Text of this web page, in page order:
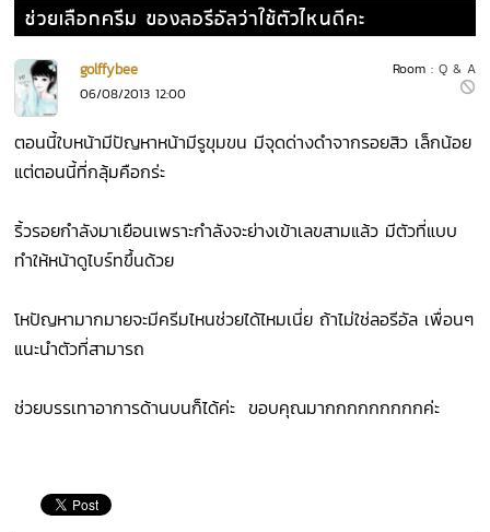
ช่วยเลือกครีม ของลอรีอัลว่าใช้ตัวไหนดีคะ
Room : Q & A
golffybee
06/08/2013 12:00
ตอนนี้ใบหน้ามีปัญหาหน้ามีรูขุมขน มีจุดด่างดำจากรอยสิว เล็กน้อย
แต่ตอนนี้ที่กลุ้มคือกร่ะ
ริ้วรอยกำลังมาเยือนเพราะกำลังจะย่างเข้าเลขสามแล้ว มีตัวที่แบบ
ทำให้หน้าดูไบร์ทขึ้นด้วย
โหปัญหามากมายจะมีครีมไหนช่วยได้ไหมเนี่ย ถ้าไม่ใช่ลอรีอัล เพื่อนๆ
แนะนำตัวที่สามารถ
ช่วยบรรเทาอาการด้านบนก็ได้ค่ะ ขอบคุณมากกกกกกกกกค่ะ